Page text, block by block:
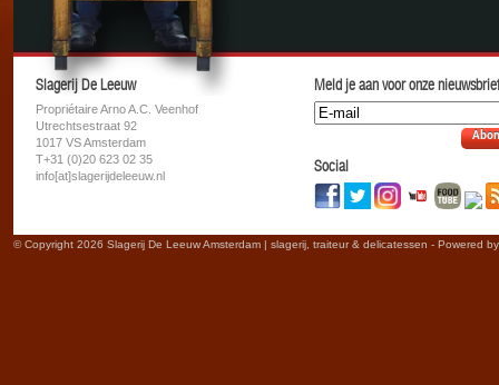
Slagerij De Leeuw
Propriétaire Arno A.C. Veenhof
Utrechtsestraat 92
1017 VS Amsterdam
T+31 (0)20 623 02 35
info[at]slagerijdeleeuw.nl
Meld je aan voor onze
Social
© Copyright 2026 Slagerij De Leeuw Amsterdam | slagerij, traiteur & delicatessen - Powered